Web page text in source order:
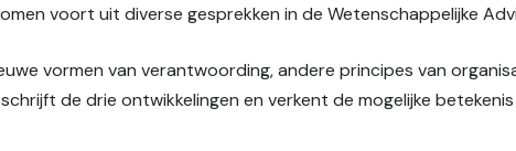
voort uit diverse gesprekken in de Wetenschappelijke
vormen van verantwoording, andere principes van
de drie ontwikkelingen en verkent de mogelijke